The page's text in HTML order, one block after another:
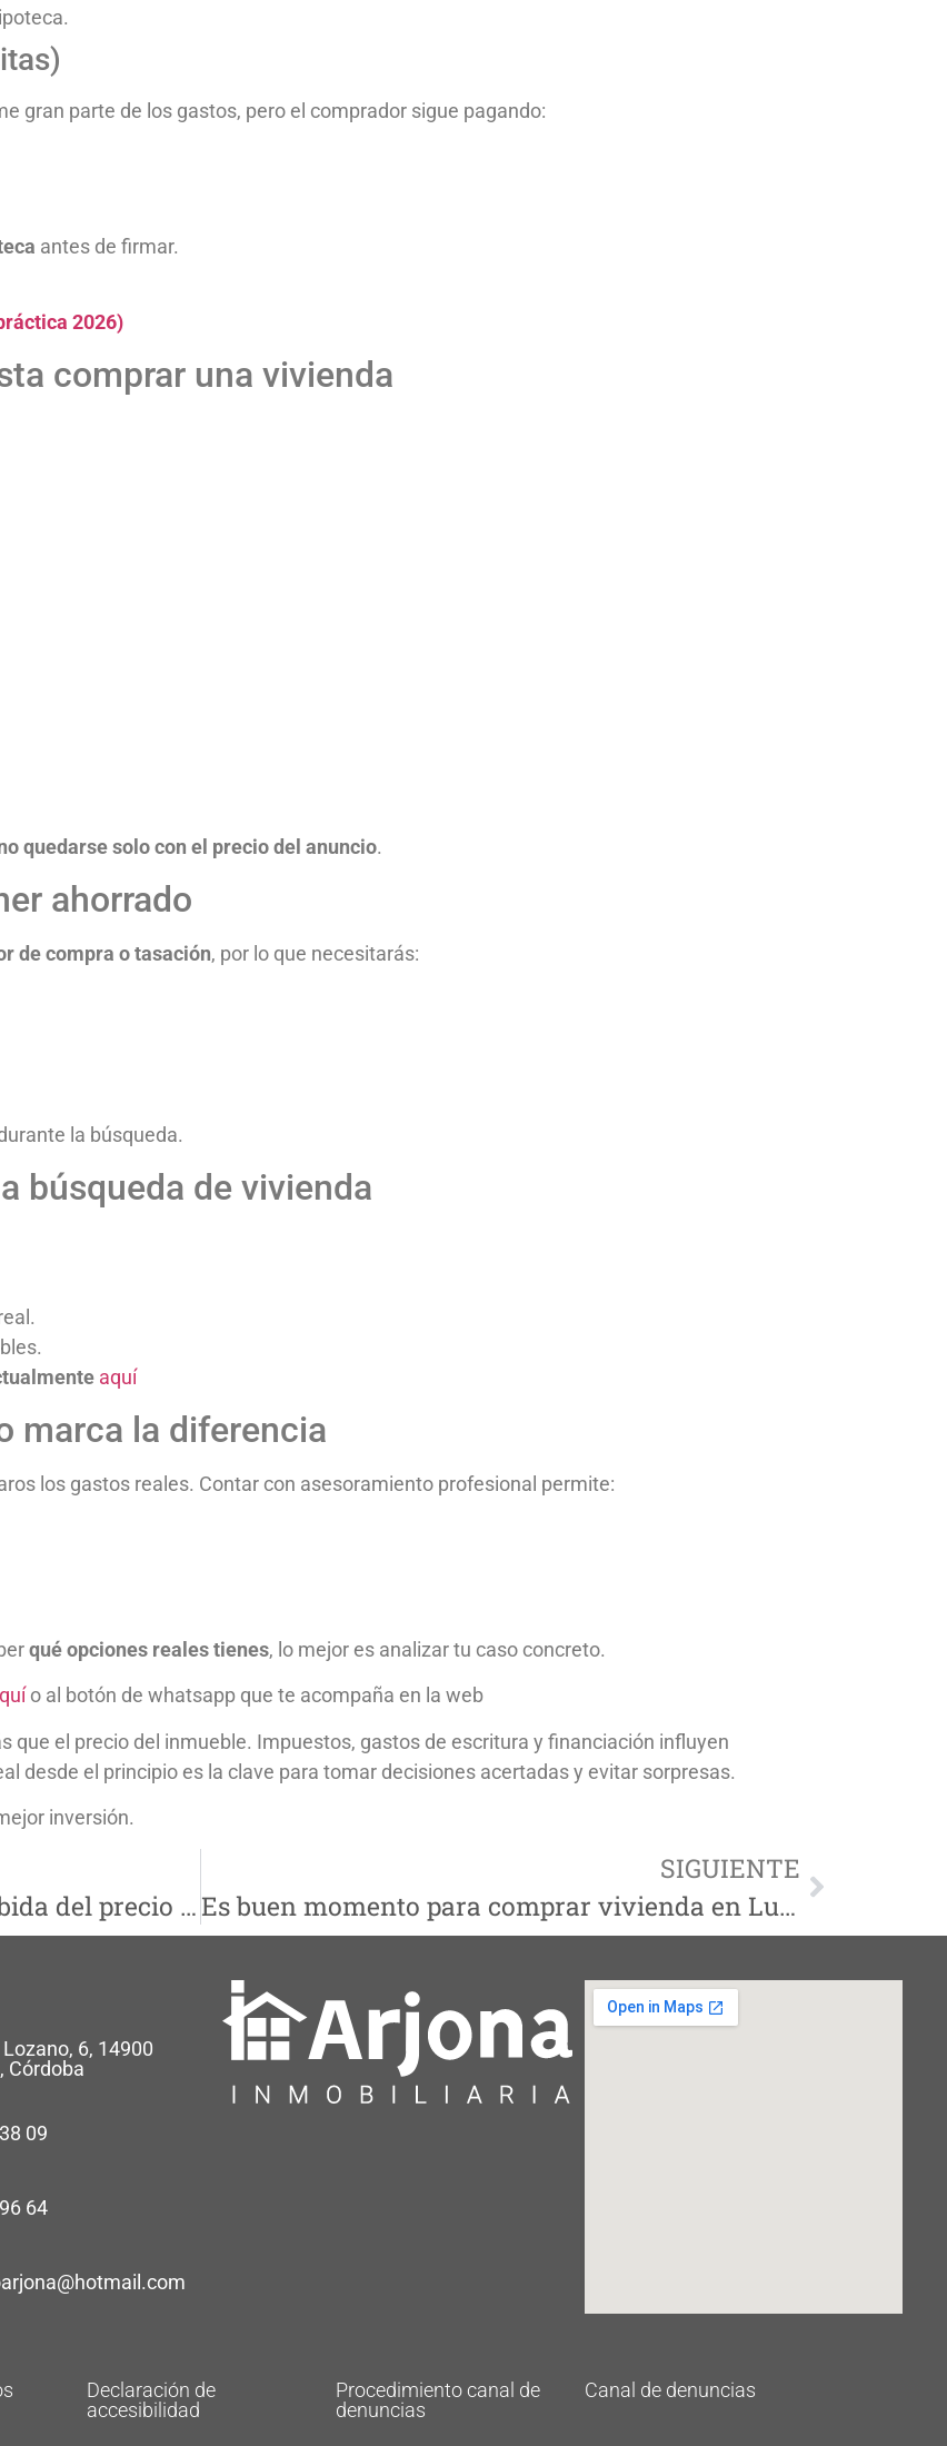
gran parte de los gastos, pero el comprador sigue pagando:
antes de firmar.
2026)
comprar una vivienda
quedarse solo con el precio del anuncio.
ahorrado
de compra o tasación, por lo que necesitarás:
la búsqueda.
búsqueda de vivienda
aquí
marca la diferencia
los gastos reales. Contar con asesoramiento profesional permite:
qué opciones reales tienes, lo mejor es analizar tu caso concreto.
o al botón de whatsapp que te acompaña en la web
que el precio del inmueble. Impuestos, gastos de escritura y financiación influyen
desde el principio es la clave para tomar decisiones acertadas y evitar sorpresas.
inversión.
Córdoba cierra el año con una subida del precio de la vivienda del 8 %: qué implica para Lucena y los compradores
SIGUIENTE
Es buen momento para comprar vivienda en Lucena en 2026? Análisis del mercado actual
Lozano, 6, 14900
Córdoba
09
64
Declaración de
accesibilidad
Procedimiento canal de
denuncias
Canal de denuncias